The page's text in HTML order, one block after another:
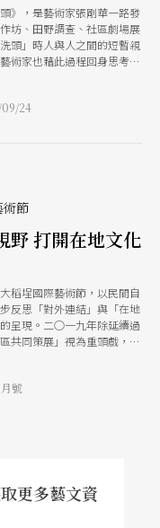
》，是藝術家張剛華一路發
坊、田野調查、社區劇場展
頭」時人與人之間的短暫親
術家也藉此過程回身思考自
臺北藝術節的演出，張剛華
參與式展演」與「講座式展
09/24
術節
野 打開在地文化
稻埕國際藝術節，以民間自
反思「對外連結」與「在地
呈現。二○一九年除延續過
共同策展」視為重頭戲，落
僅是在地經驗的體現，更是
場的可能性。
號
更多藝文資